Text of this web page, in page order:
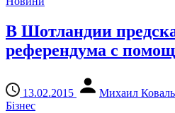
В Шотландии
референдума с
13.02.2015
Михаил Коваль
Бізнес